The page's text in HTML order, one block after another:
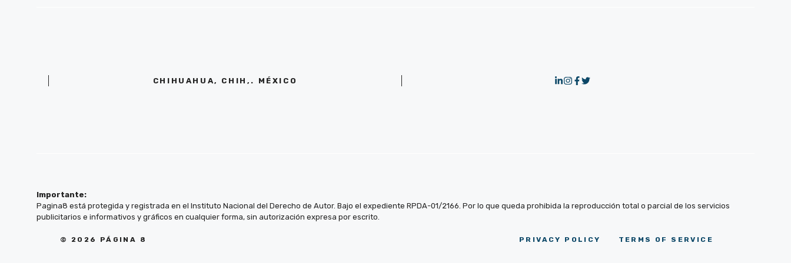
CHIHUAHUA, CHIH,. MÉXICO
Importante:
Pagina8 está protegida y registrada en el Instituto Nacional del Derecho de Autor. Bajo el expediente RPDA-01/2166. Por lo que queda prohibida la reproducción total o parcial de los servicios
publicitarios e informativos y gráficos en cualquier forma, sin autorización expresa por escrito.
© 2026 PÁGINA 8 PRIVACY POLICY TERMS OF SERVICE